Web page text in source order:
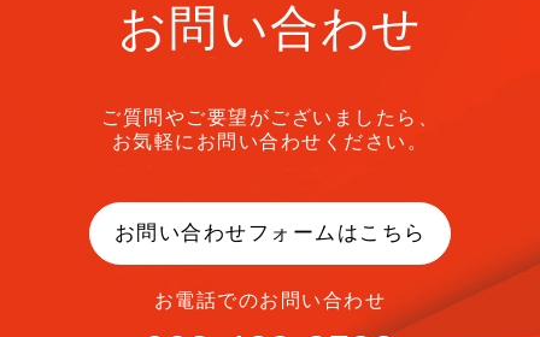
お問い合わせ
ご質問やご要望がございましたら、
お気軽にお問い合わせください。
お問い合わせフォームはこちら
お電話でのお問い合わせ